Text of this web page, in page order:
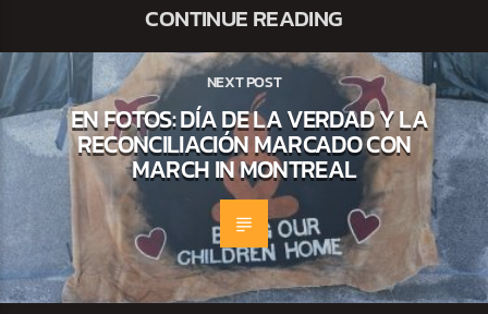
CONTINUE READING
NEXT POST
EN FOTOS: DÍA DE LA VERDAD Y LA
RECONCILIACIÓN MARCADO CON
MARCH IN MONTREAL